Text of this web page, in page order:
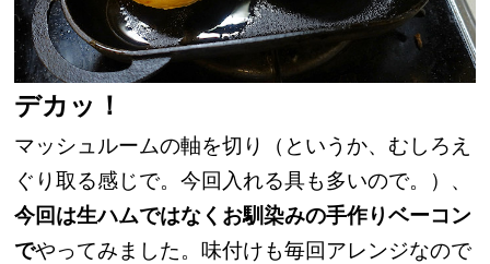
デカッ！
マッシュルームの軸を切り（というか、むしろえ
ぐり取る感じで。今回入れる具も多いので。）、
今回は生ハムではなくお馴染みの手作りベーコン
でやってみました。味付けも毎回アレンジなので